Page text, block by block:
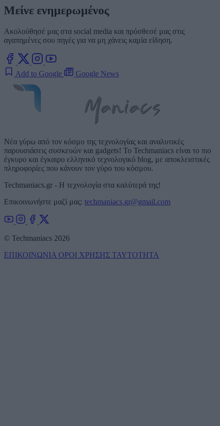
Μείνε ενημερωμένος
Ακολούθησέ μας στα social media και πρόσθεσέ μας στις
αγαπημένες σου πηγές για να μη χάνεις καμία είδηση.
Add to Google Google News
Νέα γύρω από τον κόσμο της τεχνολογίας και αναλυτικές
παρουσιάσεις συσκευών και gadgets! Το Techmaniacs είναι το πιο
έγκυρο και έγκαιρο ελληνικό τεχνολογικό blog, με αποκλειστικές
πληροφορίες που κάνουν τον γύρο του κόσμου.
Techmaniacs.gr - Η τεχνολογία στα καλύτερά της!
Επικοινωνήστε μαζί μας: techmaniacs.gr@gmail.com
© Techmaniacs 2026
ΕΠΙΚΟΙΝΩΝΙΑ ΟΡΟΙ ΧΡΗΣΗΣ ΤΑΥΤΟΤΗΤΑ